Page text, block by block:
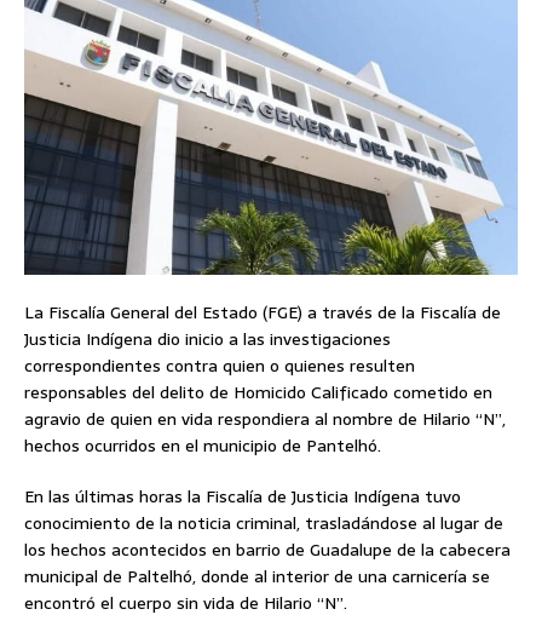
La Fiscalía General del Estado (FGE) a través de la Fiscalía de
Justicia Indígena dio inicio a las investigaciones
correspondientes contra quien o quienes resulten
responsables del delito de Homicido Calificado cometido en
agravio de quien en vida respondiera al nombre de Hilario “N”,
hechos ocurridos en el municipio de Pantelhó.
En las últimas horas la Fiscalía de Justicia Indígena tuvo
conocimiento de la noticia criminal, trasladándose al lugar de
los hechos acontecidos en barrio de Guadalupe de la cabecera
municipal de Paltelhó, donde al interior de una carnicería se
encontró el cuerpo sin vida de Hilario “N”.